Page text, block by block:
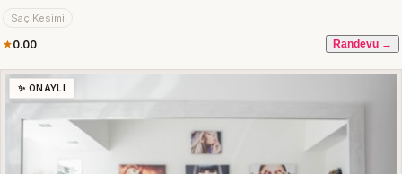
Saç Kesimi
0.00 Randevu →
✨ ONAYLI